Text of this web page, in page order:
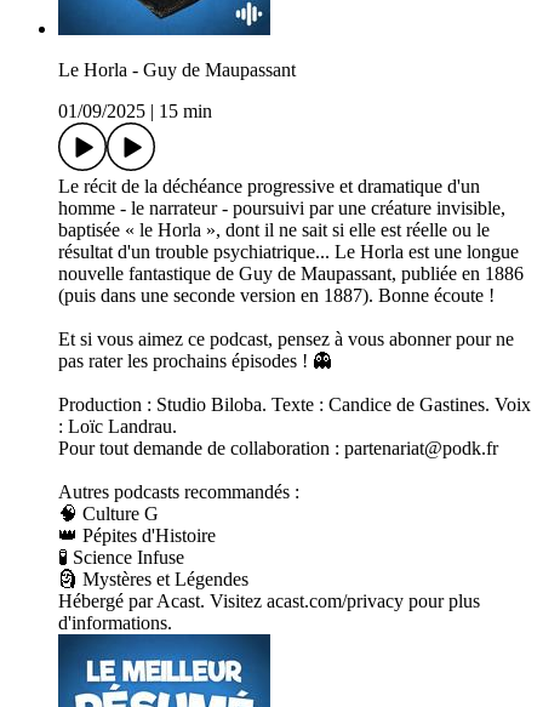
Le Horla - Guy de Maupassant
01/09/2025
15 min
Le récit de la déchéance progressive et dramatique d'un
homme - le narrateur - poursuivi par une créature invisible,
baptisée « le Horla », dont il ne sait si elle est réelle ou le
résultat d'un trouble psychiatrique... Le Horla est une longue
nouvelle fantastique de Guy de Maupassant, publiée en 1886
(puis dans une seconde version en 1887). Bonne écoute !
Et si vous aimez ce podcast, pensez à vous abonner pour ne
pas rater les prochains épisodes ! 👻
Production : Studio Biloba. Texte : Candice de Gastines. Voix
: Loïc Landrau.
Pour tout demande de collaboration : partenariat@podk.fr
Autres podcasts recommandés :
🧠 Culture G
👑 Pépites d'Histoire
🧪 Science Infuse
🗿 Mystères et Légendes
Hébergé par Acast. Visitez acast.com/privacy pour plus
d'informations.